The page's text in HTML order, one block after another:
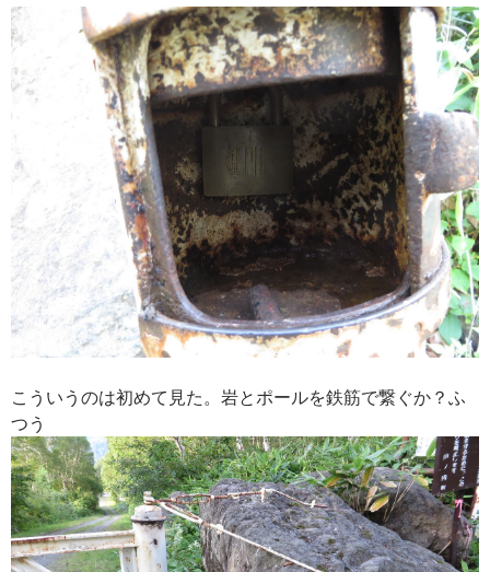
こういうのは初めて見た。岩とポールを鉄筋で繋ぐか？ふ
つう